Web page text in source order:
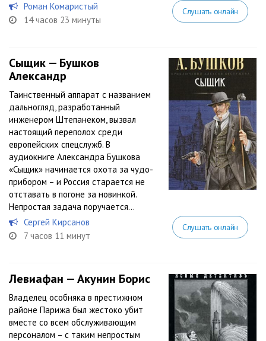
Роман Комаристый
14 часов 23 минуты
Слушать онлайн
Сыщик — Бушков
Александр
Таинственный аппарат с названием
дальногляд, разработанный
инженером Штепанеком, вызвал
настоящий переполох среди
европейских спецслужб. В
аудиокниге Александра Бушкова
«Сыщик» начинается охота за чудо-
прибором – и Россия старается не
отставать в погоне за новинкой.
Непростая задача поручается...
Сергей Кирсанов
7 часов 11 минут
Слушать онлайн
Левиафан — Акунин Борис
Владелец особняка в престижном
районе Парижа был жестоко убит
вместе со всем обслуживающим
персоналом – с таким непростым